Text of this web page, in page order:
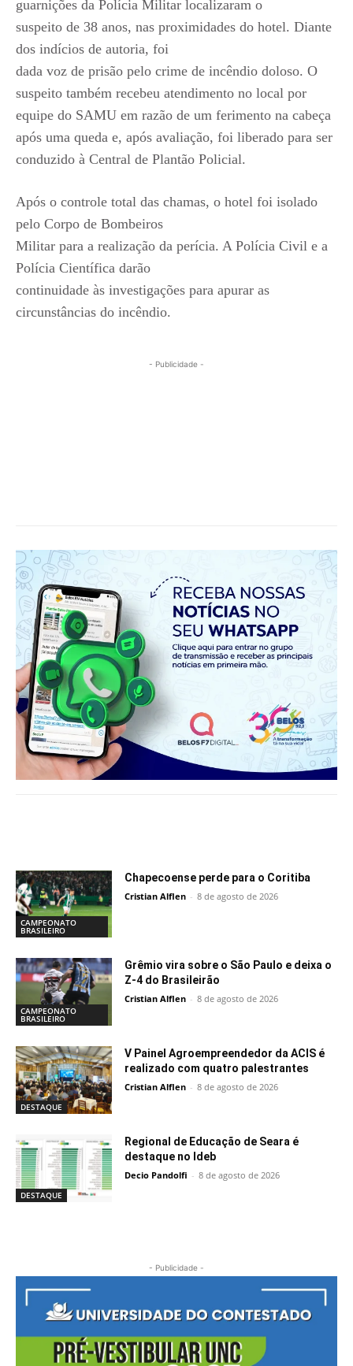
guarnições da Polícia Militar localizaram o
suspeito de 38 anos, nas proximidades do hotel. Diante
dos indícios de autoria, foi
dada voz de prisão pelo crime de incêndio doloso. O
suspeito também recebeu atendimento no local por
equipe do SAMU em razão de um ferimento na cabeça
após uma queda e, após avaliação, foi liberado para ser
conduzido à Central de Plantão Policial.
Após o controle total das chamas, o hotel foi isolado
pelo Corpo de Bombeiros
Militar para a realização da perícia. A Polícia Civil e a
Polícia Científica darão
continuidade às investigações para apurar as
circunstâncias do incêndio.
- Publicidade -
CAMPEONATO
BRASILEIRO
Chapecoense perde para o Coritiba
Cristian Alflen - 8 de agosto de 2026
CAMPEONATO
BRASILEIRO
Grêmio vira sobre o São Paulo e deixa o
Z-4 do Brasileirão
Cristian Alflen - 8 de agosto de 2026
DESTAQUE
V Painel Agroempreendedor da ACIS é
realizado com quatro palestrantes
Cristian Alflen - 8 de agosto de 2026
DESTAQUE
Regional de Educação de Seara é
destaque no Ideb
Decio Pandolfi - 8 de agosto de 2026
- Publicidade -